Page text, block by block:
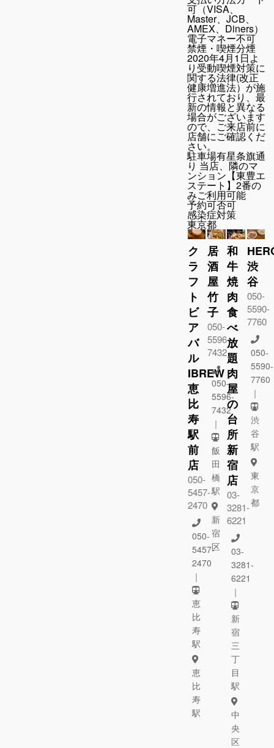
可（VISA、
Master、JCB、
AMEX、Diners）
電子マネー不可
禁煙・喫煙分煙
2020年4月1日よ
り受動喫煙対策に
関する法律(改正
健康増進法）が施
行されており、最
新の情報と異なる
場合がございます
ので、ご来店前に
店舗にご確認くだ
さい。
駐車場有星条旗通
り 当店、隣のマ
ンション【東豊エ
ステート】2番の
みご利用可能
予約可否可
感染症対策
東京都
ク
ラ
フ
ト
ビ
ア
バ
ル
IBREW
恵
比
寿
駅
前
店
050-
5457-
2470
050-
5457-
2470
｜
恵
比
寿
駅
恵
比
寿
駅
居
酒
屋
竹
子
050-
5596-
7432
050-
5596-
7432
｜
飯
田
橋
駅
新
宿
区
和
牛
焼
肉
食
べ
放
題
肉
屋
の
台
所
新
宿
店
03-
3281-
6221
03-
3281-
6221
｜
新
宿
三
丁
目
駅
中
央
区
渋
谷
050-
5590-
7760
050-
5590-
7760
｜
渋
谷
駅
東
京
都